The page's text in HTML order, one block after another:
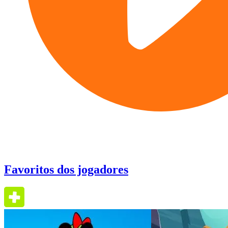
Favoritos dos jogadores